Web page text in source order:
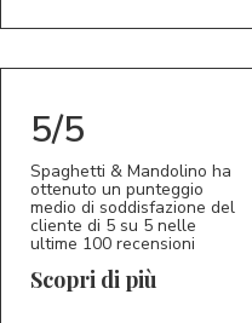
5/5
Spaghetti & Mandolino ha
ottenuto un punteggio
medio di soddisfazione del
cliente di 5 su 5 nelle
ultime 100 recensioni
Scopri di più